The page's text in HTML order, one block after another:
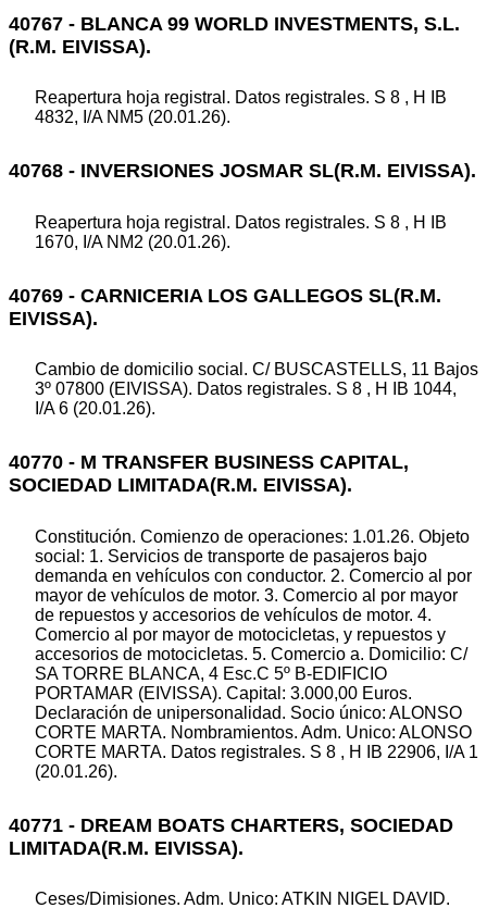
40767 - BLANCA 99 WORLD INVESTMENTS, S.L.
(R.M. EIVISSA).
Reapertura hoja registral. Datos registrales. S 8 , H IB
4832, I/A NM5 (20.01.26).
40768 - INVERSIONES JOSMAR SL(R.M. EIVISSA).
Reapertura hoja registral. Datos registrales. S 8 , H IB
1670, I/A NM2 (20.01.26).
40769 - CARNICERIA LOS GALLEGOS SL(R.M.
EIVISSA).
Cambio de domicilio social. C/ BUSCASTELLS, 11 Bajos
3º 07800 (EIVISSA). Datos registrales. S 8 , H IB 1044,
I/A 6 (20.01.26).
40770 - M TRANSFER BUSINESS CAPITAL,
SOCIEDAD LIMITADA(R.M. EIVISSA).
Constitución. Comienzo de operaciones: 1.01.26. Objeto
social: 1. Servicios de transporte de pasajeros bajo
demanda en vehículos con conductor. 2. Comercio al por
mayor de vehículos de motor. 3. Comercio al por mayor
de repuestos y accesorios de vehículos de motor. 4.
Comercio al por mayor de motocicletas, y repuestos y
accesorios de motocicletas. 5. Comercio a. Domicilio: C/
SA TORRE BLANCA, 4 Esc.C 5º B-EDIFICIO
PORTAMAR (EIVISSA). Capital: 3.000,00 Euros.
Declaración de unipersonalidad. Socio único: ALONSO
CORTE MARTA. Nombramientos. Adm. Unico: ALONSO
CORTE MARTA. Datos registrales. S 8 , H IB 22906, I/A 1
(20.01.26).
40771 - DREAM BOATS CHARTERS, SOCIEDAD
LIMITADA(R.M. EIVISSA).
Ceses/Dimisiones. Adm. Unico: ATKIN NIGEL DAVID.